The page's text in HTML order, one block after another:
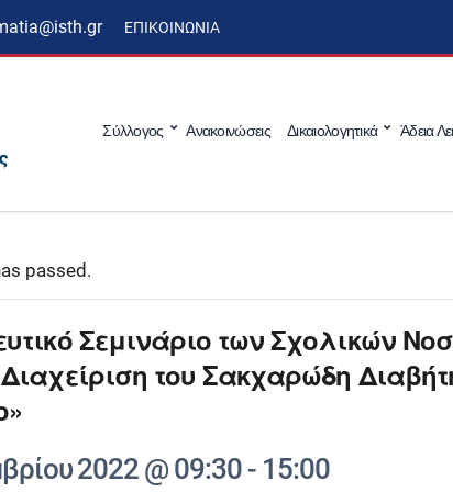
ΕΠΙΚΟΙΝΩΝΊΑ
Σύλλογος Ανακοινώσεις Δικαιολογητικά Άδεια
passed.
Σεμινάριο των Σχολικών
του Σακχαρώδη
2022 @ 09:30- 15:00